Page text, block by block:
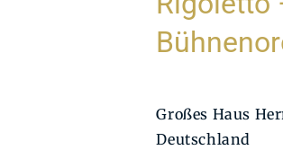
Großes Haus
Deutschland